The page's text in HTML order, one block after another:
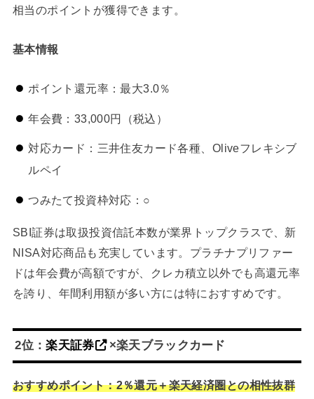
相当のポイントが獲得できます。
基本情報
ポイント還元率：最大3.0％
年会費：33,000円（税込）
対応カード：三井住友カード各種、Oliveフレキシブ
ルペイ
つみたて投資枠対応：○
SBI証券は取扱投資信託本数が業界トップクラスで、新
NISA対応商品も充実しています。プラチナプリファー
ドは年会費が高額ですが、クレカ積立以外でも高還元率
を誇り、年間利用額が多い方には特におすすめです。
2位：楽天証券 ×楽天ブラックカード
おすすめポイント：2％還元＋楽天経済圏との相性抜群